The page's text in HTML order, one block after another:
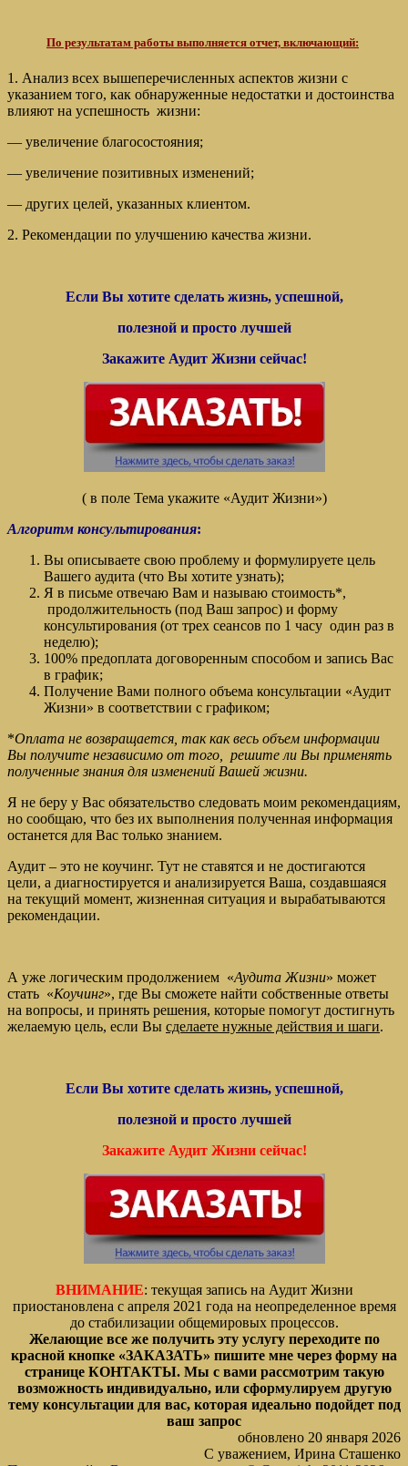
По результатам работы выполняется отчет, включающий:
1. Анализ всех вышеперечисленных аспектов жизни с
указанием того, как обнаруженные недостатки и достоинства
влияют на успешность жизни:
— увеличение благосостояния;
— увеличение позитивных изменений;
— других целей, указанных клиентом.
2. Рекомендации по улучшению качества жизни.
Если Вы хотите сделать жизнь, успешной,
полезной и просто лучшей
Закажите Аудит Жизни сейчас!
( в поле Тема укажите «Аудит Жизни»)
Алгоритм консультирования:
Вы описываете свою проблему и формулируете цель
Вашего аудита (что Вы хотите узнать);
Я в письме отвечаю Вам и называю стоимость*,
продолжительность (под Ваш запрос) и форму
консультирования (от трех сеансов по 1 часу один раз в
неделю);
100% предоплата договоренным способом и запись Вас
в график;
Получение Вами полного объема консультации «Аудит
Жизни» в соответствии с графиком;
*Оплата не возвращается, так как весь объем информации
Вы получите независимо от того, решите ли Вы применять
полученные знания для изменений Вашей жизни.
Я не беру у Вас обязательство следовать моим рекомендациям,
но сообщаю, что без их выполнения полученная информация
останется для Вас только знанием.
Аудит – это не коучинг. Тут не ставятся и не достигаются
цели, а диагностируется и анализируется Ваша, создавшаяся
на текущий момент, жизненная ситуация и вырабатываются
рекомендации.
А уже логическим продолжением «Аудита Жизни» может
стать «Коучинг», где Вы сможете найти собственные ответы
на вопросы, и принять решения, которые помогут достигнуть
желаемую цель, если Вы сделаете нужные действия и шаги.
Если Вы хотите сделать жизнь, успешной,
полезной и просто лучшей
Закажите Аудит Жизни сейчас!
ВНИМАНИЕ: текущая запись на Аудит Жизни
приостановлена с апреля 2021 года на неопределенное время
до стабилизации общемировых процессов.
Желающие все же получить эту услугу переходите по
красной кнопке «ЗАКАЗАТЬ» пишите мне через форму на
странице КОНТАКТЫ. Мы с вами рассмотрим такую
возможность индивидуально, или сформулируем другую
тему консультации для вас, которая идеально подойдет под
ваш запрос
обновлено 20 января 2026
С уважением, Ирина Сташенко